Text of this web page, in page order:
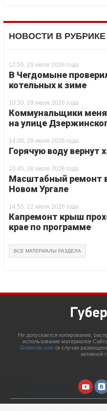
НОВОСТИ В РУБРИКЕ
12:55, 29 июля 2026 года
В Чегдомыне
котельных к зиме
10:30, 29 июля 2026 года
Коммунальщики
на улице
14:00, 28 июля 2026 года
Горячую воду вернут
10:45, 28 июля 2026 года
Масштабный ремонт
Новом Ургале
14:55, 22 июля 2026 года
Капремонт крыш
крае по программе
ВСЕ МАТЕРИАЛЫ РАЗДЕЛА
Не допускается копирование,
использование материалов
Gubernia.com (в случае
активной